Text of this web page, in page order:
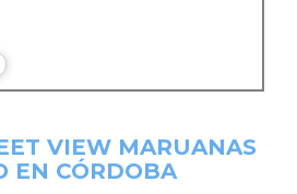
VIEW MARUANAS
EN CÓRDOBA